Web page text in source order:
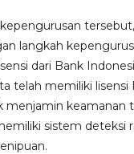
langkah
dari Bank
telah memiliki
menjamin keamanan
sistem deteksi